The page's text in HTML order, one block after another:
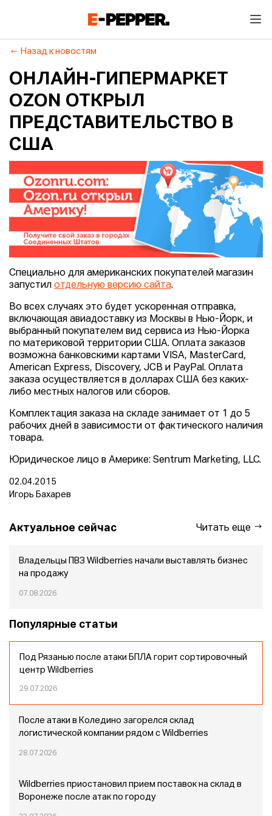
Назад к новостям
ОНЛАЙН-ГИПЕРМАРКЕТ
OZON ОТКРЫЛ
ПРЕДСТАВИТЕЛЬСТВО В
США
Специально для американских покупателей магазин
запустил отдельную версию сайта.
Во всех случаях это будет ускоренная отправка,
включающая авиадоставку из Москвы в Нью-Йорк, и
выбранный покупателем вид сервиса из Нью-Йорка
по материковой территории США. Оплата заказов
возможна банковскими картами VISA, MasterCard,
American Express, Discovery, JCB и PayPal. Оплата
заказа осуществляется в долларах США без каких-
либо местных налогов или сборов.
Комплектация заказа на складе занимает от 1 до 5
рабочих дней в зависимости от фактического наличия
товара.
Юридическое лицо в Америке: Sentrum Marketing, LLC.
02.04.2015
Игорь Бахарев
Актуальное сейчас Читать еще
Владельцы ПВЗ Wildberries начали выставлять бизнес
на продажу
07.08.2026
Популярные статьи
Под Рязанью после атаки БПЛА горит сортировочный
центр Wildberries
29.07.2026
После атаки в Коледино загорелся склад
логистической компании рядом с Wildberries
28.07.2026
Wildberries приостановил прием поставок на склад в
Воронеже после атак по городу